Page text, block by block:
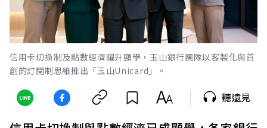
信用卡切換制及點數經濟躍升顯學，玉山銀行團隊以客製化與首
創的訂閱制思維推出「玉山Unicard」。
聽遠見